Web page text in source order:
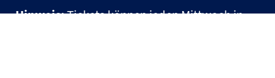
Hinweis:Tickets können jeden Mittwoch in